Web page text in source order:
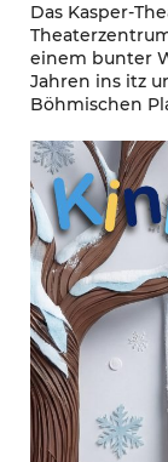
Das Kasper-
einem bunter
Jahren ins itz
Böhmischen